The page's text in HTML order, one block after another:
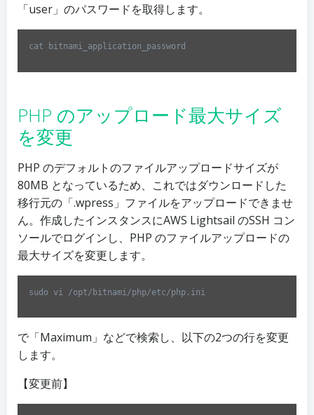
「user」のパスワードを取得します。
cat bitnami_application_password
PHP のアップロード最大サイズ
を変更
PHP のデフォルトのファイルアップロードサイズが
80MB となっているため、これではダウンロードした
移行元の「.wpress」ファイルをアップロードできませ
ん。作成したインスタンスにAWS Lightsail のSSH コン
ソールでログインし、PHP のファイルアップロードの
最大サイズを変更します。
sudo vi /opt/bitnami/php/etc/php.ini
Bash
bash)
で「Maximum」などで検索し、以下の2つの行を変更
します。
【変更前】